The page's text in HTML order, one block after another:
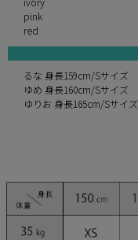
pink
red
るな 身長159cm/Sサイズ
ゆめ 身長160cm/Sサイズ
ゆりお 身長165cm/Sサイズ